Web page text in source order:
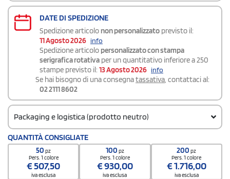
DATE DI SPEDIZIONE
Spedizione articolo non personalizzato previsto il:
11 Agosto 2026 info
Spedizione articolo personalizzato con stampa
serigrafica rotativa per un quantitativo inferiore a 250
stampe previsto il: 13 Agosto 2026 info
Se hai bisogno di una consegnatassativa, contattaci al:
02 2111 8602
Packaging e logistica (prodotto neutro)
Codice doganale
9617 0000
Quantità per scatola
QUANTITÀ CONSIGLIATE
50pz
Pers. 1 colore
€507,50
iva esclusa
100 pz
Pers. 1 colore
€930,00
iva esclusa
200pz
Pers. 1 colore
€1.716,00
iva esclusa